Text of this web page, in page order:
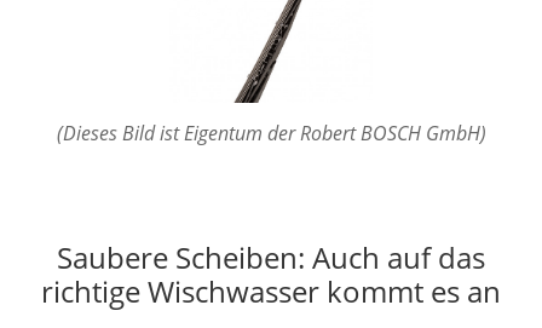
(Dieses Bild ist Eigentum der Robert BOSCH GmbH)
Saubere Scheiben: Auch auf das
richtige Wischwasser kommt es an